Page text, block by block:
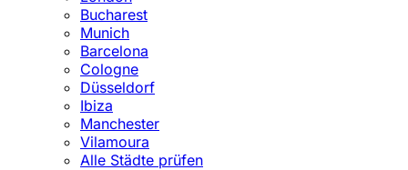
Bucharest
Munich
Barcelona
Cologne
Düsseldorf
Ibiza
Manchester
Vilamoura
Alle Städte prüfen